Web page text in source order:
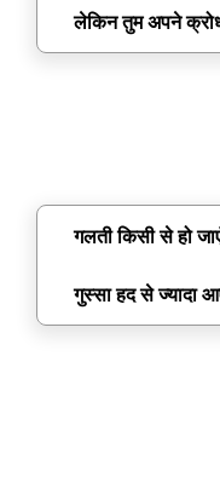
लेकिन तुम अपने
गलती किसी से हो
गुस्सा हद से ज्यादा